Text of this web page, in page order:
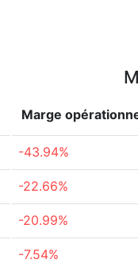
Marge
-43.94%
-22.66%
-20.99%
-7.54%